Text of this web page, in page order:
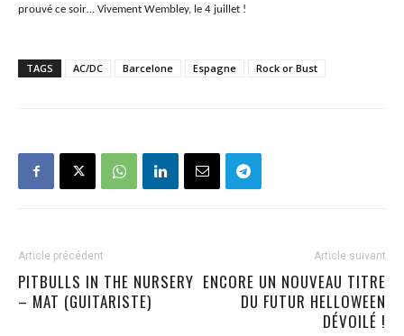
prouvé ce soir… Vivement Wembley, le 4 juillet !
TAGS AC/DC Barcelone Espagne Rock or Bust
Article précédent
PITBULLS IN THE NURSERY
– MAT (GUITARISTE)
Article suivant
ENCORE UN NOUVEAU TITRE
DU FUTUR HELLOWEEN
DÉVOILÉ !